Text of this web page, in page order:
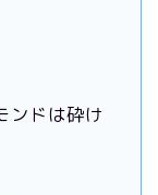
ンドは砕け